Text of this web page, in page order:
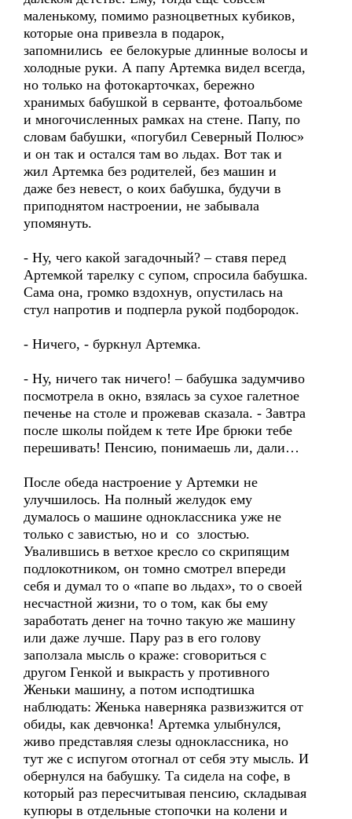
маленькому, помимо разноцветных кубиков,
которые она привезла в подарок,
запомнились ее белокурые длинные волосы и
холодные руки. А папу Артемка видел всегда,
но только на фотокарточках, бережно
хранимых бабушкой в серванте, фотоальбоме
и многочисленных рамках на стене. Папу, по
словам бабушки, «погубил Северный Полюс»
и он так и остался там во льдах. Вот так и
жил Артемка без родителей, без машин и
даже без невест, о коих бабушка, будучи в
приподнятом настроении, не забывала
упомянуть.
- Ну, чего какой загадочный? – ставя перед
Артемкой тарелку с супом, спросила бабушка.
Сама она, громко вздохнув, опустилась на
стул напротив и подперла рукой подбородок.
- Ничего, - буркнул Артемка.
- Ну, ничего так ничего! – бабушка задумчиво
посмотрела в окно, взялась за сухое галетное
печенье на столе и прожевав сказала. - Завтра
после школы пойдем к тете Ире брюки тебе
перешивать! Пенсию, понимаешь ли, дали…
После обеда настроение у Артемки не
улучшилось. На полный желудок ему
думалось о машине одноклассника уже не
только с завистью, но и со злостью.
Увалившись в ветхое кресло со скрипящим
подлокотником, он томно смотрел впереди
себя и думал то о «папе во льдах», то о своей
несчастной жизни, то о том, как бы ему
заработать денег на точно такую же машину
или даже лучше. Пару раз в его голову
заползала мысль о краже: сговориться с
другом Генкой и выкрасть у противного
Женьки машину, а потом исподтишка
наблюдать: Женька наверняка развизжится от
обиды, как девчонка! Артемка улыбнулся,
живо представляя слезы одноклассника, но
тут же с испугом отогнал от себя эту мысль. И
обернулся на бабушку. Та сидела на софе, в
который раз пересчитывая пенсию, складывая
купюры в отдельные стопочки на колени и